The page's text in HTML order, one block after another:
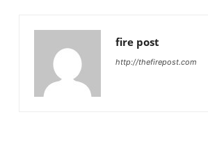
fire post
http://thefirepost.com